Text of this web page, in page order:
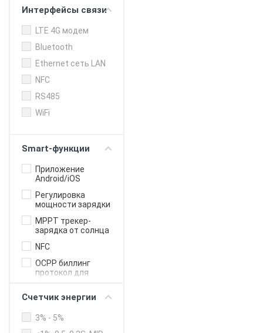
Интерфейсы связи
LTE 4G модем
Bluetooth
Ethernet сеть LAN
NFC
RS485
WiFi
Smart-функции
Приложение
Android/iOS
Регулировка
мощности зарядки
MPPT трекер-
зарядка от солнца
NFC
OCPP биллинг
протокол для
Онлайн-
Счетчик энергии
3% - 5%